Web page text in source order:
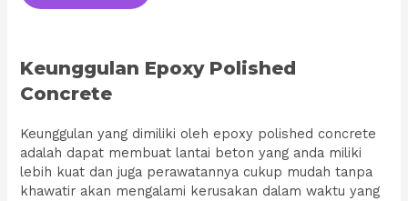
Keunggulan Epoxy Polished
Concrete
Keunggulan yang dimiliki oleh epoxy polished concrete
adalah dapat membuat lantai beton yang anda miliki
lebih kuat dan juga perawatannya cukup mudah tanpa
khawatir akan mengalami kerusakan dalam waktu yang